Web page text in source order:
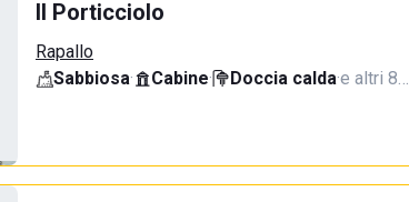
Il Porticciolo
Rapallo
Sabbiosa· Cabine· Doccia calda·e altri 8…